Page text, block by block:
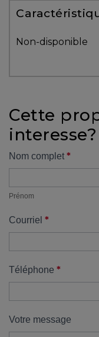
courtier
vous
protégé!
outils
pour
financement
propriétaire
UNE
DÉCISION
!
de
démarrage
:
Non-disponible
Cette
interesse?
Formulaire
Nom complet *
Prénom
Courriel *
Téléphone *
Votre message